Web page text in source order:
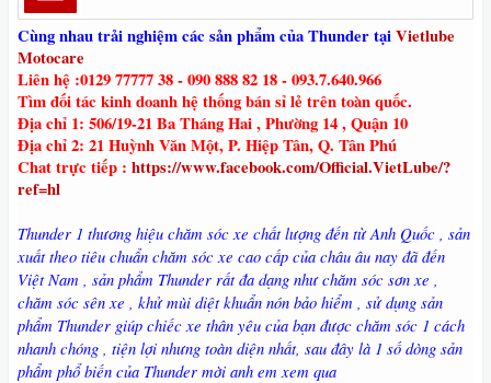
Cùng nhau trải nghiệm các sản phẩm của Thunder tạiVietlube
Motocare
Liên hệ :0129 77777 38 - 090 888 82 18 - 093.7.640.966
Tìm đối tác kinh doanh hệ thống bán sỉ lẻ trên toàn quốc.
Địa chỉ 1: 506/19-21 Ba Tháng Hai , Phường 14 , Quận 10
Địa chỉ 2: 21 Huỳnh Văn Một, P. Hiệp Tân, Q. Tân Phú
Chat trực tiếp : https://www.facebook.com/Official.VietLube/?
ref=hl
Thunder 1 thương hiệu chăm sóc xe chất lượng đến từ Anh Quốc , sản
xuất theo tiêu chuẩn chăm sóc xe cao cấp của châu âu nay đã đến
Việt Nam , sản phẩm Thunder rất đa dạng như chăm sóc sơn xe ,
chăm sóc sên xe , khử mùi diệt khuẩn nón bảo hiểm , sử dụng sản
phẩm Thunder giúp chiếc xe thân yêu của bạn được chăm sóc 1 cách
nhanh chóng , tiện lợi nhưng toàn diện nhất, sau đây là 1 số dòng sản
phẩm phổ biến của Thunder mời anh em xem qua